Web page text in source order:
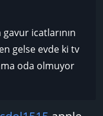
icatlarının
gelse evde ki tv
oda olmuyor